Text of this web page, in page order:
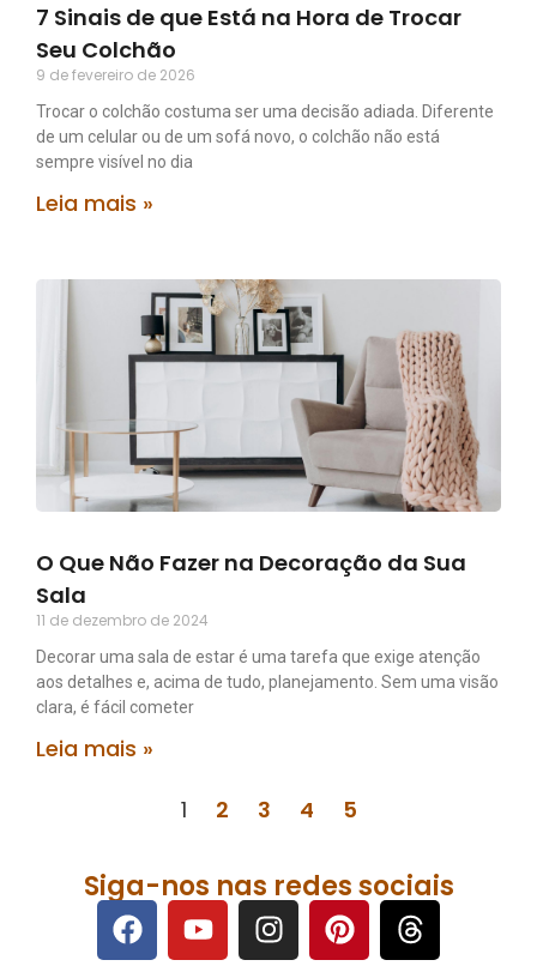
7 Sinais de que Está na Hora de Trocar
Seu Colchão
9 de fevereiro de 2026
Trocar o colchão costuma ser uma decisão adiada. Diferente
de um celular ou de um sofá novo, o colchão não está
sempre visível no dia
Leia mais »
O Que Não Fazer na Decoração da Sua
Sala
11 de dezembro de 2024
Decorar uma sala de estar é uma tarefa que exige atenção
aos detalhes e, acima de tudo, planejamento. Sem uma visão
clara, é fácil cometer
Leia mais »
1 2 3 4 5
Siga-nos nas redes sociais